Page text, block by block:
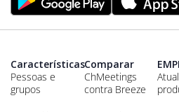
Características
Pessoas e
grupos
Comparar
ChMeetings
contra Breeze